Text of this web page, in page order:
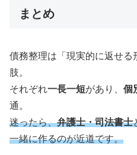
まとめ
債務整理は「現実的に返せ
肢。
それぞれ一長一短があり、 個
通。
迷ったら、弁護士・司法書士
一緒に作るのが近道です。